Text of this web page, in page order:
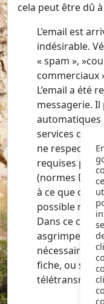
cela peut être dû
L’email est
indésirable.
« spam »,
commerciaux
L’email a été
messagerie.
automatiques
services de
ne respectant
requises par
(normes
à ce que ce
possible mais
Dans ce cas
nécessaire
fiche, ou